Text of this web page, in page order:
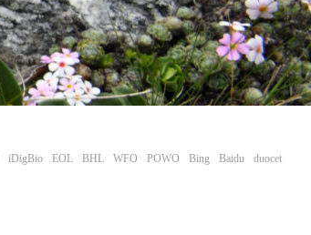
iDigBio EOL BHL WFO POWO Bing Baidu duocet